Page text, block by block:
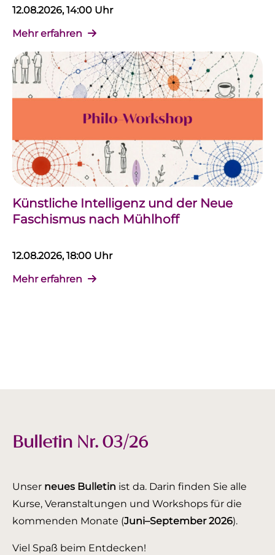
12.08.2026, 14:00 Uhr
Mehr erfahren
Künstliche Intelligenz und der Neue
Faschismus nach Mühlhoff
12.08.2026, 18:00 Uhr
Mehr erfahren
Bulletin Nr. 03/26
Unser neues Bulletin ist da. Darin finden Sie alle
Kurse, Veranstaltungen und Workshops für die
kommenden Monate (Juni–September 2026).
Viel Spaß beim Entdecken!